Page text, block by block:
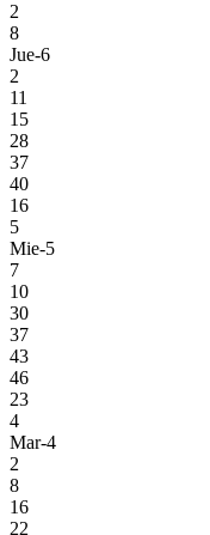
2
8
Jue-6
2
11
15
28
37
40
16
5
Mie-5
7
10
30
37
43
46
23
4
Mar-4
2
8
16
22